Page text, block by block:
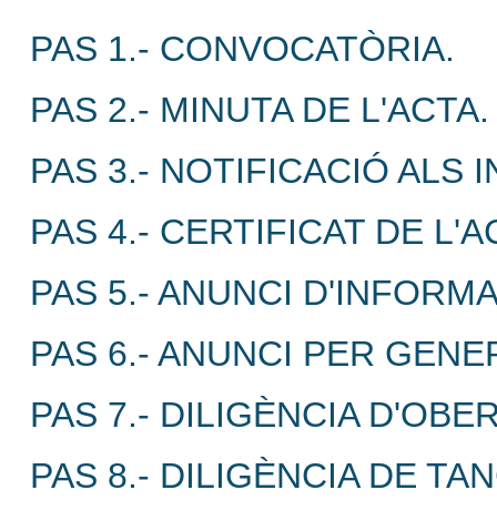
PAS 1.- CONVOCATÒRIA.
PAS 2.- MINUTA DE L'ACTA.
PAS 3.- NOTIFICACIÓ ALS
PAS 4.- CERTIFICAT DE
PAS 5.- ANUNCI
PAS 6.- ANUNCI PER
PAS 7.- DILIGÈNCIA
PAS 8.- DILIGÈNCIA DE